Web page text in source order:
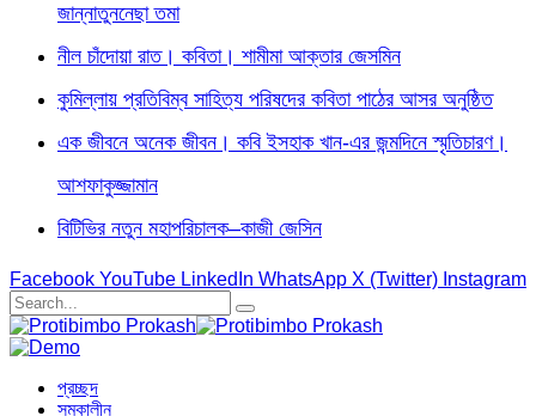
জান্নাতুননেছা তমা
নীল চাঁদোয়া রাত। কবিতা। শামীমা আক্তার জেসমিন
কুমিল্লায় প্রতিবিম্ব সাহিত্য পরিষদের কবিতা পাঠের আসর অনুষ্ঠিত
এক জীবনে অনেক জীবন। কবি ইসহাক খান-এর জন্মদিনে স্মৃতিচারণ।
আশফাকুজ্জামান
বিটিভির নতুন মহাপরিচালক–কাজী জেসিন
Facebook YouTube LinkedIn WhatsApp X (Twitter) Instagram
প্রচ্ছদ
সমকালীন